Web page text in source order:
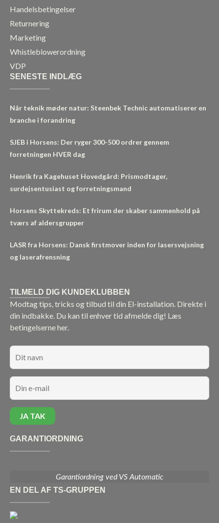
Handelsbetingelser
Returnering
Marketing
Whistleblowerordning
VDP
SENESTE INDLÆG
Når teknik møder natur: Steenbek Technic automatiserer en
branche i forandring
SJEB i Horsens: Der ryger 300-500 ordrer gennem
forretningen HVER dag
Henrik fra Kagehuset Hovedgård: Prismodtager,
surdejsentusiast og forretningsmand
Horsens Skyttekreds: Et frirum der skaber sammenhold på
tværs af aldersgrupper
LASR fra Horsens: Dansk firstmover inden for lasersvejsning
og laserafrensning
TILMELD DIG KUNDEKLUBBEN
Modtag tips, tricks og tilbud til din El-installation. Direkte i
din indbakke. Du kan til enhver tid afmelde dig! Læs
betingelserne her.
GARANTIORDNING
Garantiordning ved VS Automatic
EN DEL AF TS-GRUPPEN